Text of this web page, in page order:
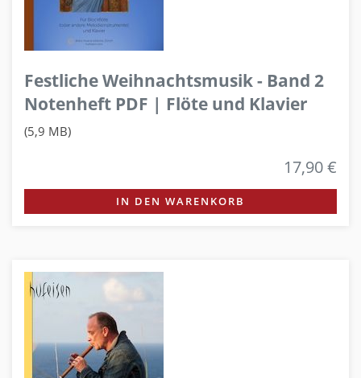
Festliche Weihnachtsmusik - Band 2
Notenheft PDF | Flöte und Klavier
(5,9 MB)
17,90 €
IN DEN WARENKORB